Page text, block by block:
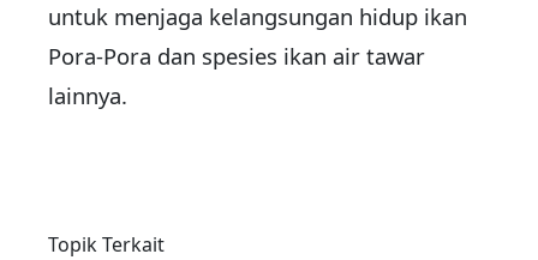
untuk menjaga kelangsungan hidup ikan
Pora-Pora dan spesies ikan air tawar
lainnya.
Topik Terkait